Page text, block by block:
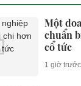
Một
chuẩn
cổ tức
1 giờ trước